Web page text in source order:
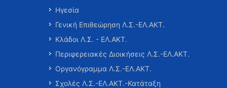
Ηγεσία
Γενική Επιθεώρηση Λ.Σ.-ΕΛ.ΑΚΤ.
Κλάδοι Λ.Σ. - ΕΛ.ΑΚΤ.
Περιφερειακές Διοικήσεις Λ.Σ.-ΕΛ.ΑΚΤ.
Οργανόγραμμα Λ.Σ.-ΕΛ.ΑΚΤ.
Σχολές Λ.Σ.-ΕΛ.ΑΚΤ.-Κατάταξη